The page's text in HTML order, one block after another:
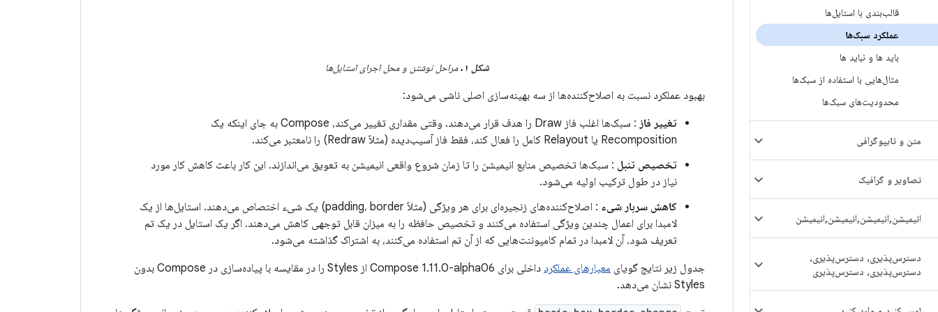
قالب‌بندی با استایل‌ها
عملکرد سبک‌ها
باید ها و نباید ها
مثال‌هایی با استفاده از سبک‌ها
محدودیت‌های سبک‌ها
متن و تایپوگرافی
تصاویر و گرافیک
انیمیشن,انیمیشن,انیمیشن,انیمیشن
دسترس‌پذیری، دسترس‌پذیری،
دسترس‌پذیری، دسترس‌پذیری
شکل ۱. مراحل نوشتن و محل اجرای استایل‌ها
بهبود عملکرد نسبت به اصلاح‌کننده‌ها از سه بهینه‌سازی اصلی ناشی می‌شود:
تغییر فاز
: سبک‌ها اغلب فاز Draw را هدف قرار می‌دهند. وقتی مقداری تغییر می‌کند، Compose به جای اینکه یک
Recomposition یا Relayout کامل را فعال کند، فقط فاز آسیب‌دیده (مثلاً Redraw) را نامعتبر می‌کند.
تخصیص تنبل : سبک‌ها تخصیص منابع انیمیشن را تا زمان شروع واقعی انیمیشن به تعویق می‌اندازند. این کار باعث کاهش کار مورد
نیاز در طول ترکیب اولیه می‌شود.
کاهش سربار شیء
: اصلاح‌کننده‌های زنجیره‌ای برای هر ویژگی (مثلاً padding، border) یک شیء اختصاص می‌دهند. استایل‌ها از یک
لامبدا برای اعمال چندین ویژگی استفاده می‌کنند و تخصیص حافظه را به میزان قابل توجهی کاهش می‌دهند. اگر یک استایل در یک تم
تعریف شود، آن لامبدا در تمام کامپوننت‌هایی که از آن تم استفاده می‌کنند، به اشتراک گذاشته می‌شود.
جدول زیر نتایج گویای معیارهای عملکرد
داخلی برای Compose 1.11.0-alpha06 از Styles را در مقایسه با پیاده‌سازی در Compose بدون
Styles نشان می‌دهد.